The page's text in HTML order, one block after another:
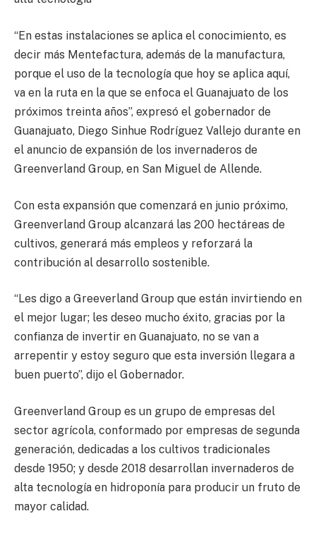
“En estas instalaciones se aplica el conocimiento, es
decir más Mentefactura, además de la manufactura,
porque el uso de la tecnología que hoy se aplica aquí,
va en la ruta en la que se enfoca el Guanajuato de los
próximos treinta años”, expresó el gobernador de
Guanajuato, Diego Sinhue Rodríguez Vallejo durante en
el anuncio de expansión de los invernaderos de
Greenverland Group, en San Miguel de Allende.
Con esta expansión que comenzará en junio próximo,
Greenverland Group alcanzará las 200 hectáreas de
cultivos, generará más empleos y reforzará la
contribución al desarrollo sostenible.
“Les digo a Greeverland Group que están invirtiendo en
el mejor lugar; les deseo mucho éxito, gracias por la
confianza de invertir en Guanajuato, no se van a
arrepentir y estoy seguro que esta inversión llegara a
buen puerto”, dijo el Gobernador.
Greenverland Group es un grupo de empresas del
sector agrícola, conformado por empresas de segunda
generación, dedicadas a los cultivos tradicionales
desde 1950; y desde 2018 desarrollan invernaderos de
alta tecnología en hidroponía para producir un fruto de
mayor calidad.